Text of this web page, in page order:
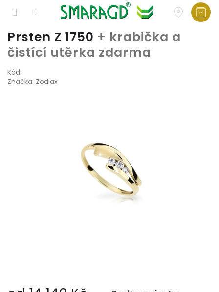
Přejít
obsah
Prsten Z 1750 + krabička a
čistící utěrka zdarma
Kód:
Značka: Zodiax